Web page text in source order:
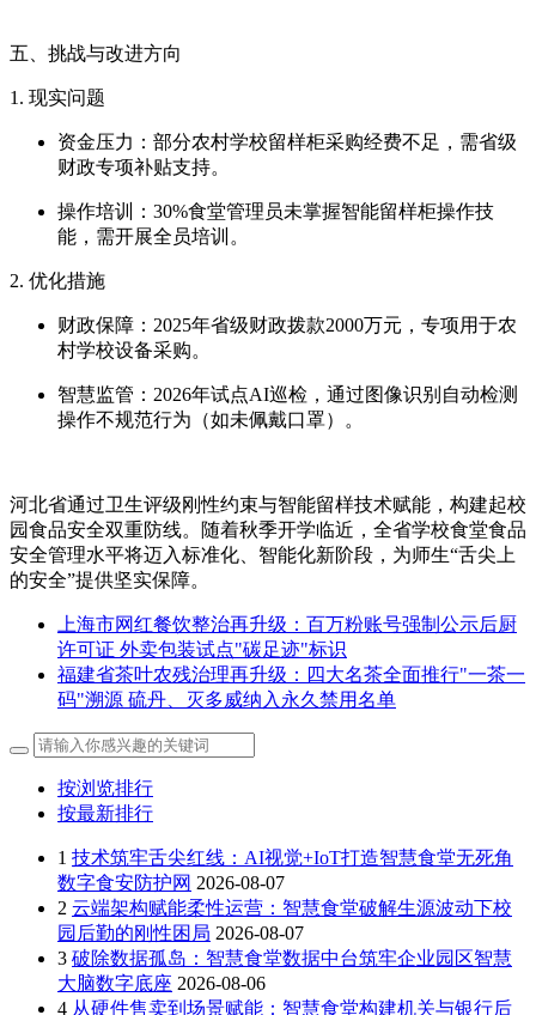
五、挑战与改进方向
1. 现实问题
资金压力：部分农村学校留样柜采购经费不足，需省级
财政专项补贴支持。
操作培训：30%食堂管理员未掌握智能留样柜操作技
能，需开展全员培训。
2. 优化措施
财政保障：2025年省级财政拨款2000万元，专项用于农
村学校设备采购。
智慧监管：2026年试点AI巡检，通过图像识别自动检测
操作不规范行为（如未佩戴口罩）。
河北省通过卫生评级刚性约束与智能留样技术赋能，构建起校
园食品安全双重防线。随着秋季开学临近，全省学校食堂食品
安全管理水平将迈入标准化、智能化新阶段，为师生“舌尖上
的安全”提供坚实保障。
上海市网红餐饮整治再升级：百万粉账号强制公示后厨
许可证 外卖包装试点"碳足迹"标识
福建省茶叶农残治理再升级：四大名茶全面推行"一茶一
码"溯源 硫丹、灭多威纳入永久禁用名单
按浏览排行
按最新排行
1 技术筑牢舌尖红线：AI视觉+IoT打造智慧食堂无死角
数字食安防护网 2026-08-07
2 云端架构赋能柔性运营：智慧食堂破解生源波动下校
园后勤的刚性困局 2026-08-07
3 破除数据孤岛：智慧食堂数据中台筑牢企业园区智慧
大脑数字底座 2026-08-06
4 从硬件售卖到场景赋能：智慧食堂构建机关与银行后